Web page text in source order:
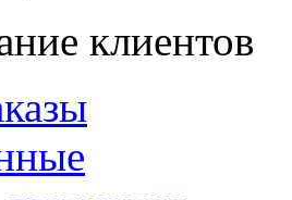
клиентов